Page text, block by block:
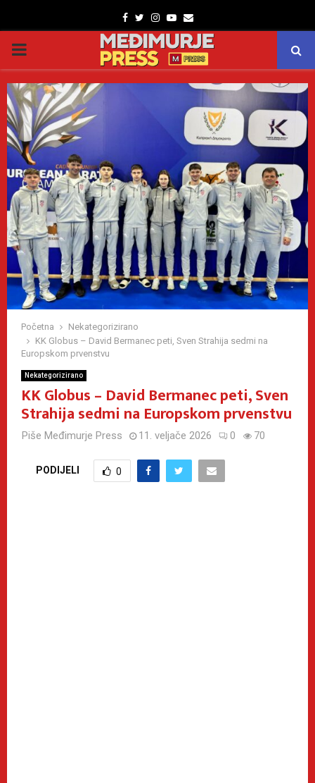
Facebook
TwitterInstagram
Youtube
Email
PRIMARY
MENU
Početna
Nekategorizirano
KK Globus – David Bermanec peti, Sven Strahija sedmi na
Europskom prvenstvu
Nekategorizirano
KK Globus – David Bermanec peti, Sven
Strahija sedmi na Europskom prvenstvu
Piše Međimurje Press 11. veljače 2026 0 70
PODIJELI 0